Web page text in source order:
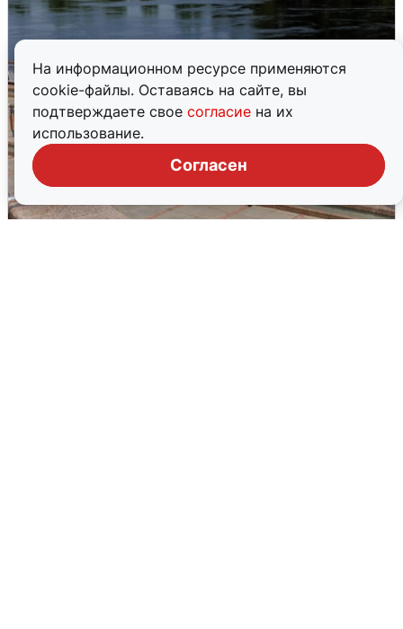
На информационном ресурсе применяются
cookie-файлы. Оставаясь на сайте, вы
подтверждаете свое согласие на их
использование.
Согласен